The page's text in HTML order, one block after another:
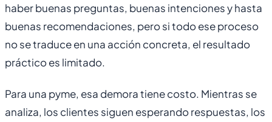
haber buenas preguntas, buenas intenciones y hasta
buenas recomendaciones, pero si todo ese proceso
no se traduce en una acción concreta, el resultado
práctico es limitado.
Para una pyme, esa demora tiene costo. Mientras se
analiza, los clientes siguen esperando respuestas, los